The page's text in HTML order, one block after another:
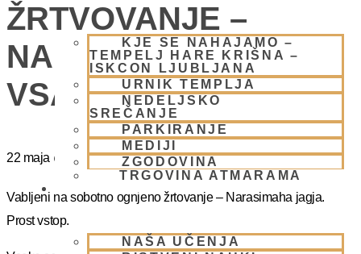
KJE SE NAHAJAMO –
TEMPELJ HARE KRIŠNA –
ISKCON LJUBLJANA
URNIK TEMPLJA
NEDELJSKO
SREČANJE
PARKIRANJE
MEDIJI
ZGODOVINA
TRGOVINA ATMARAMA
NAŠA UČENJA
ŽRTVOVANJE –
NARASIMHA JAGJA –
VSAKO SOBOTO
22 maja @ 16:00 -17:00
Vabljeni na sobotno ognjeno žrtovanje – Narasimaha jagja.
Prost vstop.